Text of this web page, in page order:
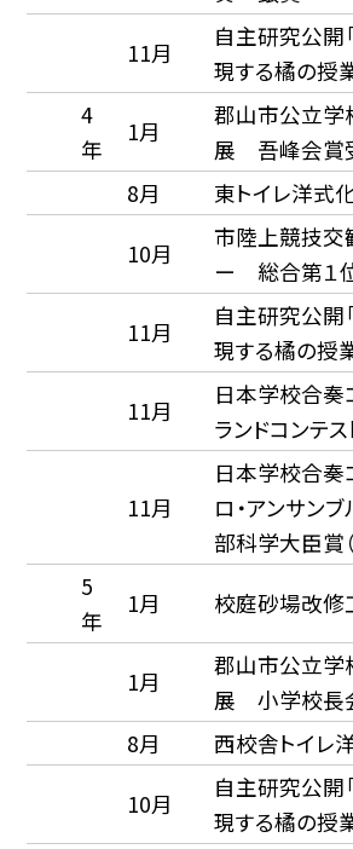
11月
自主研究公開
現する橘の授
4
年
1月
郡山市公立学
展 吾峰会賞
8月
東トイレ洋式
10月
市陸上競技
ー 総合第１
11月
自主研究公開
現する橘の授
11月
日本学校合
ランドコンテ
11月
日本学校合
ロ・アンサン
部科学大臣賞
5
年
1月 校庭砂場改修
1月
郡山市公立学
展 小学校長
8月
西校舎トイレ
10月
自主研究公開
現する橘の授業